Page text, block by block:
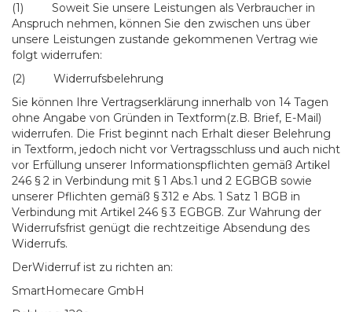
(1) Soweit Sie unsere Leistungen als Verbraucher in
Anspruch nehmen, können Sie den zwischen uns über
unsere Leistungen zustande gekommenen Vertrag wie
folgt widerrufen:
(2) Widerrufsbelehrung
Sie können Ihre Vertragserklärung innerhalb von 14 Tagen
ohne Angabe von Gründen in Textform(z.B. Brief, E-Mail)
widerrufen. Die Frist beginnt nach Erhalt dieser Belehrung
in Textform, jedoch nicht vor Vertragsschluss und auch nicht
vor Erfüllung unserer Informationspflichten gemäß Artikel
246 § 2 in Verbindung mit § 1 Abs.1 und 2 EGBGB sowie
unserer Pflichten gemäß § 312 e Abs. 1 Satz 1 BGB in
Verbindung mit Artikel 246 § 3 EGBGB. Zur Wahrung der
Widerrufsfrist genügt die rechtzeitige Absendung des
Widerrufs.
DerWiderruf ist zu richten an:
SmartHomecare GmbH